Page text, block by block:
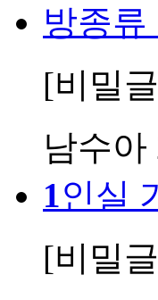
방종류
[비밀
남수아
1인실
[비밀